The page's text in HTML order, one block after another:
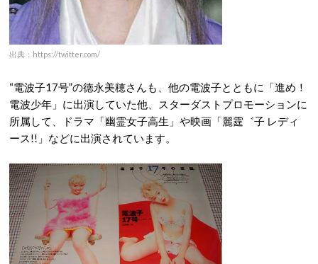
出典：https://twitter.com/
“電波子17号”の徳永美穂さんも、他の電波子とともに「進め！
電波少年」に出演していた他、スターダストプロモーションに
所属して、ドラマ「幽霊女子高生」や映画「麗霆゛子 レディ
ース!!」などに出演されています。